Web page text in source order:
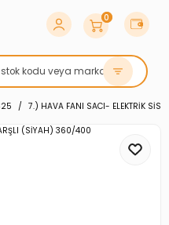
0
7.) HAVA FANI SACI- ELEKTRİK